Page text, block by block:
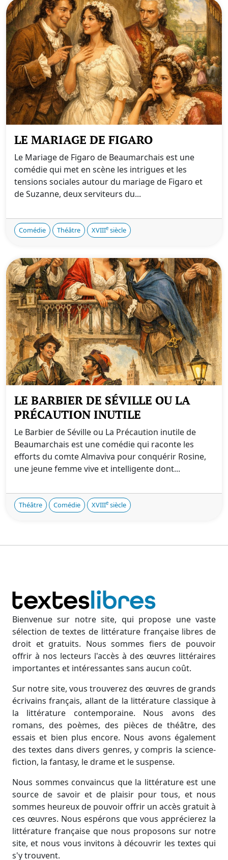
LE MARIAGE DE FIGARO
Le Mariage de Figaro de Beaumarchais est une
comédie qui met en scène les intrigues et les
tensions sociales autour du mariage de Figaro et
de Suzanne, deux serviteurs du...
Comédie Théâtre XVIIIe siècle
LE BARBIER DE SÉVILLE OU LA
PRÉCAUTION INUTILE
Le Barbier de Séville ou La Précaution inutile de
Beaumarchais est une comédie qui raconte les
efforts du comte Almaviva pour conquérir Rosine,
une jeune femme vive et intelligente dont...
Théâtre Comédie XVIIIe siècle
Bienvenue sur notre site, qui propose une vaste
sélection de textes de littérature française libres de
droit et gratuits. Nous sommes fiers de pouvoir
offrir à nos lecteurs l'accès à des œuvres littéraires
importantes et intéressantes sans aucun coût.
Sur notre site, vous trouverez des œuvres de grands
écrivains français, allant de la littérature classique à
la littérature contemporaine. Nous avons des
romans, des poèmes, des pièces de théâtre, des
essais et bien plus encore. Nous avons également
des textes dans divers genres, y compris la science-
fiction, la fantasy, le drame et le suspense.
Nous sommes convaincus que la littérature est une
source de savoir et de plaisir pour tous, et nous
sommes heureux de pouvoir offrir un accès gratuit à
ces œuvres. Nous espérons que vous apprécierez la
littérature française que nous proposons sur notre
site, et nous vous invitons à découvrir les textes qui
s'y trouvent.